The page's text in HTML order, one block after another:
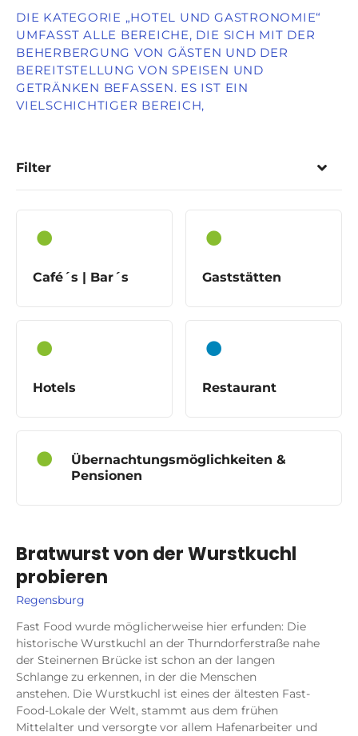
DIE KATEGORIE „HOTEL UND GASTRONOMIE“
UMFASST ALLE BEREICHE, DIE SICH MIT DER
BEHERBERGUNG VON GÄSTEN UND DER
BEREITSTELLUNG VON SPEISEN UND
GETRÄNKEN BEFASSEN. ES IST EIN
VIELSCHICHTIGER BEREICH,
Filter
Café´s | Bar´s Gaststätten
Hotels Restaurant
Übernachtungsmöglichkeiten &
Pensionen
Bratwurst von der Wurstkuchl
probieren
Regensburg
Fast Food wurde möglicherweise hier erfunden: Die
historische Wurstkuchl an der Thurndorferstraße nahe
der Steinernen Brücke ist schon an der langen
Schlange zu erkennen, in der die Menschen
anstehen. Die Wurstkuchl ist eines der ältesten Fast-
Food-Lokale der Welt, stammt aus dem frühen
Mittelalter und versorgte vor allem Hafenarbeiter und